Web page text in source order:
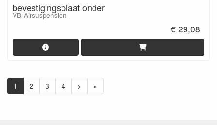
bevestigingsplaat onder
VB-Airsuspension
€ 29,08
1 2 3 4 > »